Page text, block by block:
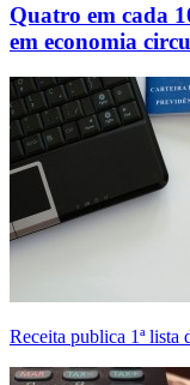
Quatro em cada
em economia
Receita publica 1ª lista